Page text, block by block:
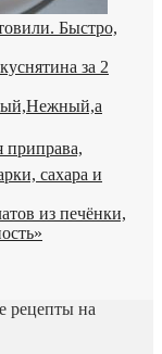
рецепты на